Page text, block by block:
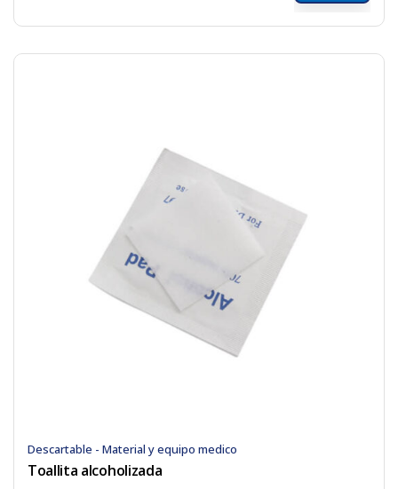
Descartable - Material y equipo medico
Toallita alcoholizada